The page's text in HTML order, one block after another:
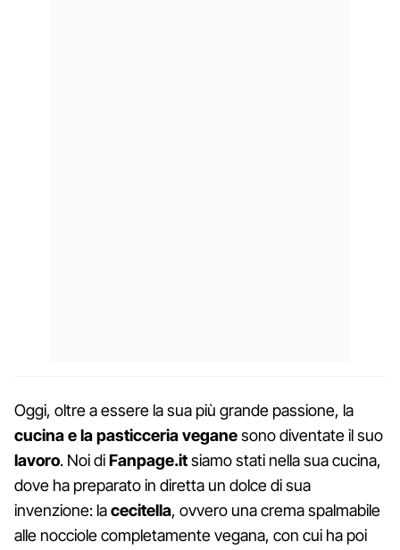
Oggi, oltre a essere la sua più grande passione, la
cucina e la pasticceria veganesono diventate il suo
lavoro. Noi diFanpage.itsiamo stati nella sua cucina,
dove ha preparato in diretta un dolce di sua
invenzione: lacecitella, ovvero una crema spalmabile
alle nocciole completamente vegana, con cui ha poi